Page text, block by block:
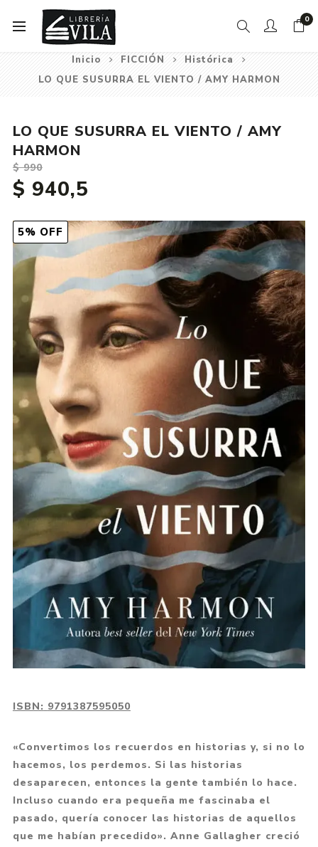
0
Inicio FICCIÓN
Histórica
LO QUE SUSURRA EL VIENTO / AMY HARMON
5% OFF
LO QUE SUSURRA EL VIENTO / AMY
HARMON
$ 990
$ 940,5
ISBN: 9791387595050
«Convertimos los recuerdos en historias y, si no lo
hacemos, los perdemos. Si las historias
desaparecen, entonces la gente también lo hace.
Incluso cuando era pequeña me fascinaba el
pasado, quería conocer las historias de aquellos
que me habían precedido». Anne Gallagher creció